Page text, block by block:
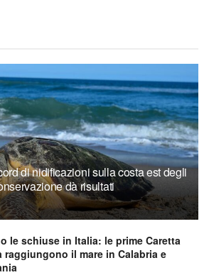
di nidificazioni sulla costa est degli
dà risultati
le schiuse in Italia: le prime Caretta
raggiungono il mare in Calabria e